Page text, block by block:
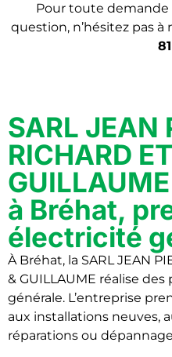
Pour toute
question, n’hésitez pas
SARL JEAN
RICHARD
à Bréhat,
électricité
À Bréhat, la SARL JEAN
& GUILLAUME réalise
générale. L’entreprise
aux installations neuves,
réparations ou